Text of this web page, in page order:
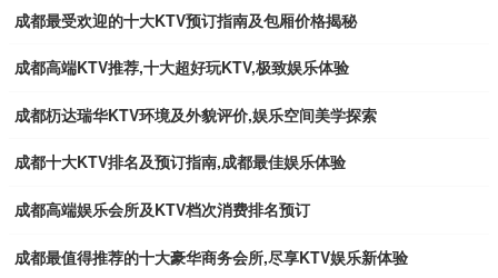
成都最受欢迎的十大KTV预订指南及包厢价格揭秘
成都高端KTV推荐,十大超好玩KTV,极致娱乐体验
成都杤达瑞华KTV环境及外貌评价,娱乐空间美学探索
成都十大KTV排名及预订指南,成都最佳娱乐体验
成都高端娱乐会所及KTV档次消费排名预订
成都最值得推荐的十大豪华商务会所,尽享KTV娱乐新体验